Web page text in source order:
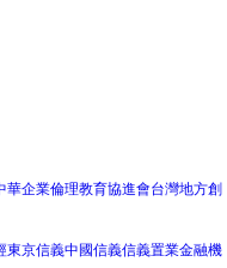
華企業倫理教育協進會台灣地方創
東京信義中國信義信義置業金融機